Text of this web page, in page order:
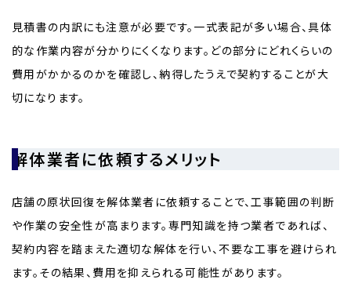
見積書の内訳にも注意が必要です。一式表記が多い場合、具体
的な作業内容が分かりにくくなります。どの部分にどれくらいの
費用がかかるのかを確認し、納得したうえで契約することが大
切になります。
解体業者に依頼するメリット
店舗の原状回復を解体業者に依頼することで、工事範囲の判断
や作業の安全性が高まります。専門知識を持つ業者であれば、
契約内容を踏まえた適切な解体を行い、不要な工事を避けられ
ます。その結果、費用を抑えられる可能性があります。